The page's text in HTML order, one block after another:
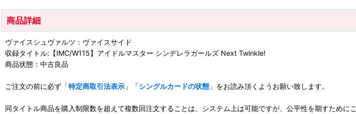
商品詳細
ヴァイスシュヴァルツ：ヴァイスサイド
収録タイトル:【IMC/W115】アイドルマスター シンデレラガールズ Next Twinkle!
商品状態：中古良品
ご注文の前に必ず「特定商取引法表示 」「シングルカードの状態 」をお読み頂くようお願い致します。
同タイトル商品を購入制限数を超えて複数回注文することは、システム上は可能ですが、公平性を期すために